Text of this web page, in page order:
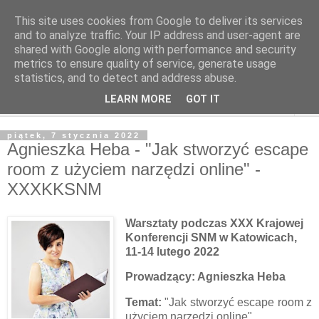
piątek, 7 stycznia 2022
Agnieszka Heba - "Jak stworzyć escape
room z użyciem narzędzi online" -
XXXKKSNM
Warsztaty podczas XXX Krajowej
Konferencji SNM w Katowicach,
11-14 lutego 2022
Prowadzący: Agnieszka Heba
Temat: "Jak stworzyć escape room z
This site uses cookies from Google to deliver its services
and to analyze traffic. Your IP address and user-agent are
shared with Google along with performance and security
metrics to ensure quality of service, generate usage
statistics, and to detect and address abuse.
LEARN MORE GOT IT